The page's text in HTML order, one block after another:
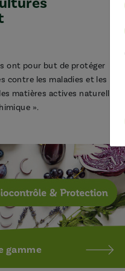
ont pour but de protéger
contre les maladies et les
matières actives naturelles,
».
gamme